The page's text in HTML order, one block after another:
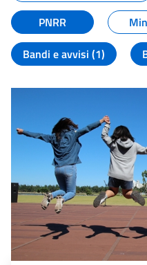
PNRR
Bandi e avvisi (1)